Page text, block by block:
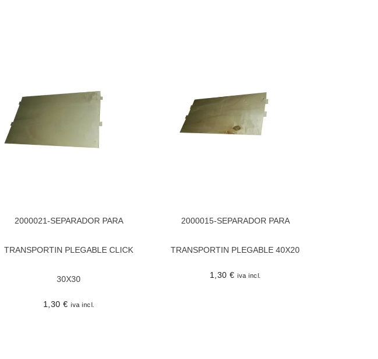
2000021-SEPARADOR PARA
TRANSPORTIN PLEGABLE CLICK
30X30
1,30 € iva incl.
2000015-SEPARADOR PARA
TRANSPORTIN PLEGABLE 40X20
1,30 € iva incl.